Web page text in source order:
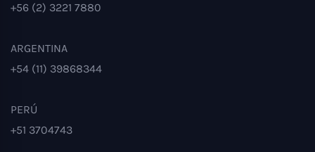
+56 (2) 3221 7880
ARGENTINA
+54 (11) 39868344
PERÚ
+51 3704743